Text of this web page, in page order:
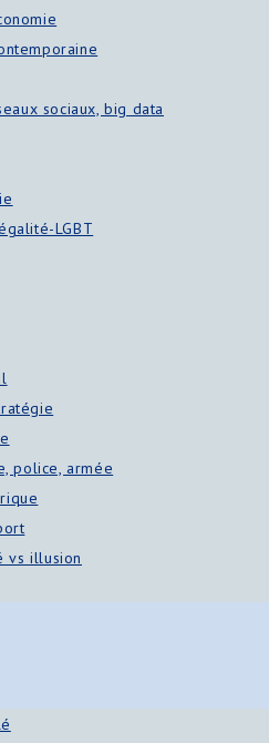
sociaux, big data
LGBT
police, armée
vs illusion